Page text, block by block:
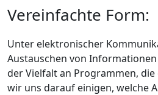
Vereinfachte Form:
Unter elektronischer
Austauschen von
der Vielfalt an Programmen,
wir uns darauf einigen, welche